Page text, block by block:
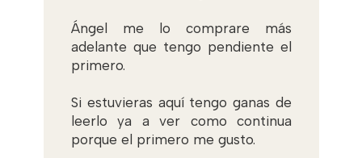
Ángel me lo comprare más
adelante que tengo pendiente el
primero.
Si estuvieras aquí tengo ganas de
leerlo ya a ver como continua
porque el primero me gusto.